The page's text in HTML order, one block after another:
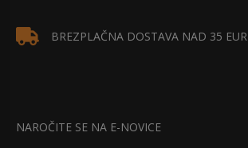
BREZPLAČNA DOSTAVA NAD 35 EUR
NAROČITE SE NA E-NOVICE